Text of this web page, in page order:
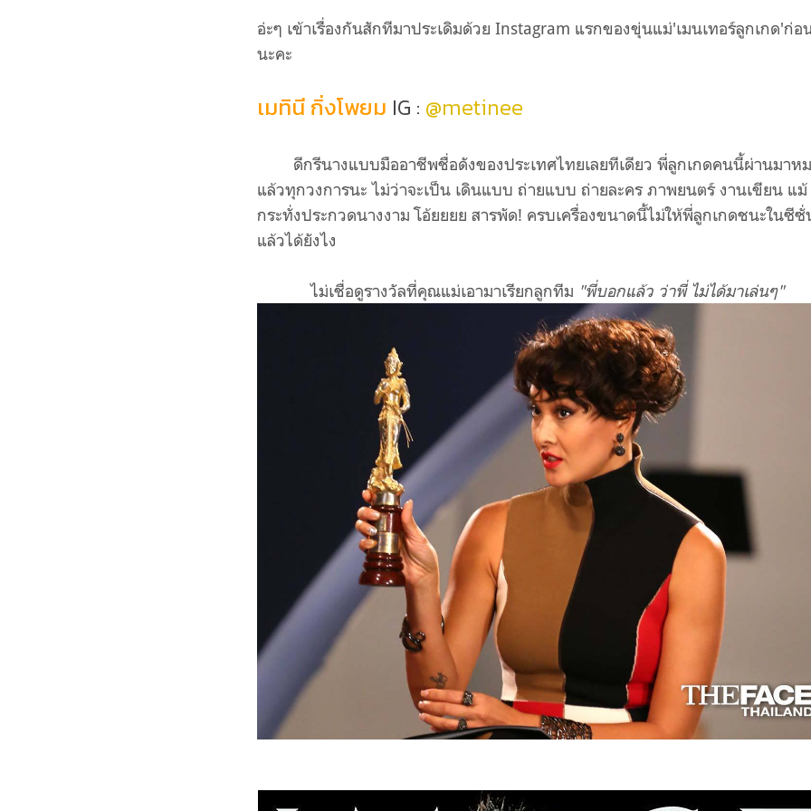
อ่ะๆ เข้าเรื่องกันสักทีมาประเดิมด้วย Instagram แรกของขุ่นแม่'เมนเทอร์ลูกเกด'ก่อ
นะคะ
เมทินี กิ่งโพยม IG : @metinee
ดีกรีนางแบบมืออาชีพชื่อดังของประเทศไทยเลยทีเดียว พี่ลูกเกดคนนี้ผ่านมาห
แล้วทุกวงการนะ ไม่ว่าจะเป็น เดินแบบ ถ่ายแบบ ถ่ายละคร ภาพยนตร์ งานเขียน แม้
กระทั่งประกวดนางงาม โอ้ยยยย สารพัด! ครบเครื่องขนาดนี้ไม่ให้พี่ลูกเกดชนะในซี
แล้วได้ยังไง
ไม่เชื่อดูรางวัลที่คุณแม่เอามาเรียกลูกทีม "พี่บอกแล้ว ว่าพี่ ไม่ได้มาเล่นๆ"